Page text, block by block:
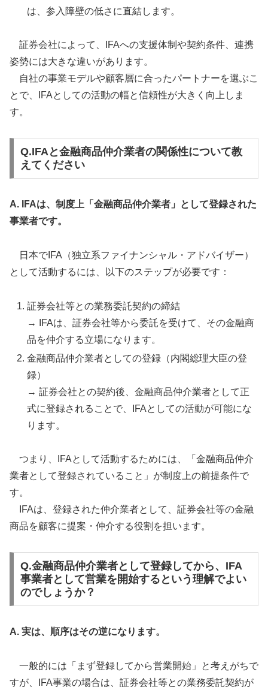
は、参入障壁の低さに直結します。
証券会社によって、IFAへの支援体制や契約条件、連携
姿勢には大きな違いがあります。
自社の事業モデルや顧客層に合ったパートナーを選ぶこ
とで、IFAとしての活動の幅と信頼性が大きく向上しま
す。
Q.IFAと金融商品仲介業者の関係性について教
えてください
A. IFAは、制度上「金融商品仲介業者」として登録された
事業者です。
日本でIFA（独立系ファイナンシャル・アドバイザー）
として活動するには、以下のステップが必要です：
証券会社等との業務委託契約の締結
→ IFAは、証券会社等から委託を受けて、その金融商
品を仲介する立場になります。
金融商品仲介業者としての登録（内閣総理大臣の登
録）
→ 証券会社との契約後、金融商品仲介業者として正
式に登録されることで、IFAとしての活動が可能にな
ります。
つまり、IFAとして活動するためには、「金融商品仲介
業者として登録されていること」が制度上の前提条件で
す。
IFAは、登録された仲介業者として、証券会社等の金融
商品を顧客に提案・仲介する役割を担います。
Q.金融商品仲介業者として登録してから、IFA
事業者として営業を開始するという理解でよい
のでしょうか？
A. 実は、順序はその逆になります。
一般的には「まず登録してから営業開始」と考えがちで
すが、IFA事業の場合は、証券会社等との業務委託契約が